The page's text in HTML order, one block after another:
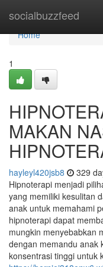
socialbuzzfeed
Home
Home
1
MAKAN
hayleyl420jsb8 329
Hipnoterapi menjadi
yang memiliki kesulitan
anak untuk memahami
hipnoterapi dapat
mungkin menyebabkan
dengan memandu anak
konsentrasi tinggi untuk